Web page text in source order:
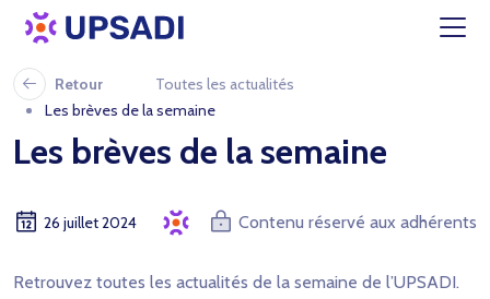
Retour
Toutes les actualités
Les brèves de la semaine
Les brèves de la semaine
26 juillet 2024 Contenu réservé aux adhérents
Retrouvez toutes les actualités de la semaine de l’UPSADI.